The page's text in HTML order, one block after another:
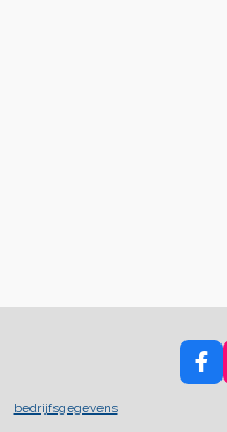
F
a
bedrijfsgegevens